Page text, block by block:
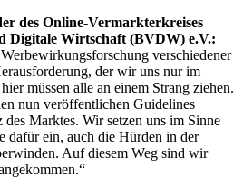
des Online-Vermarkterkreises
Digitale Wirtschaft (BVDW) e.V.:
verschiedener
der wir uns nur im
müssen alle an einem Strang ziehen.
nun veröffentlichen Guidelines
Marktes. Wir setzen uns im Sinne
dafür ein, auch die Hürden in der
Auf diesem Weg sind wir